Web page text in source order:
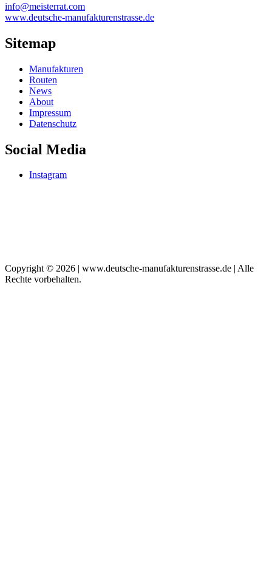
info@meisterrat.com
www.deutsche-manufakturenstrasse.de
Sitemap
Manufakturen
Routen
News
About
Impressum
Datenschutz
Social Media
Instagram
Copyright © 2026 | www.deutsche-manufakturenstrasse.de | Alle
Rechte vorbehalten.